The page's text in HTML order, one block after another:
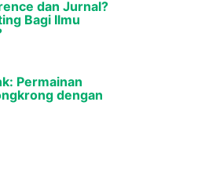
dan Jurnal?
Bagi Ilmu
Permainan
dengan